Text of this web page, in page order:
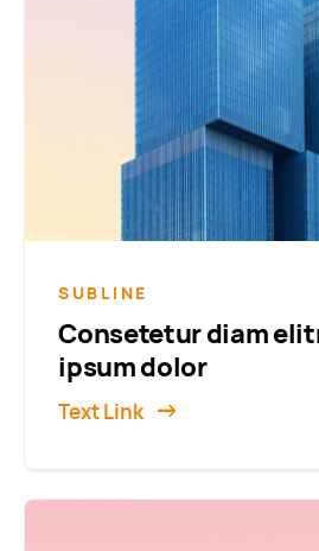
SUBLINE
Consetetur diam
ipsum dolor
Text Link